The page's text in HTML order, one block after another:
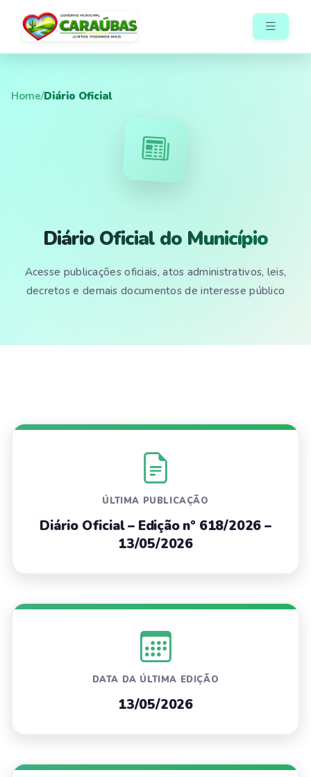
Home/Diário Oficial
Diário Oficial do Município
Acesse publicações oficiais, atos administrativos, leis,
decretos e demais documentos de interesse público
ÚLTIMA PUBLICAÇÃO
Diário Oficial – Edição nº 618/2026 –
13/05/2026
DATA DA ÚLTIMA EDIÇÃO
13/05/2026